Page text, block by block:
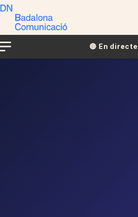
Menu
🔴​​ En directe